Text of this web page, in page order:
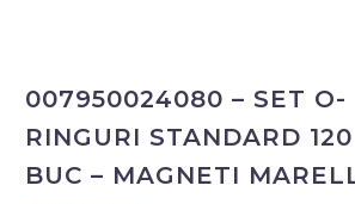
007950024080 – SET O-
RINGURI STANDARD 120
BUC – MAGNETI